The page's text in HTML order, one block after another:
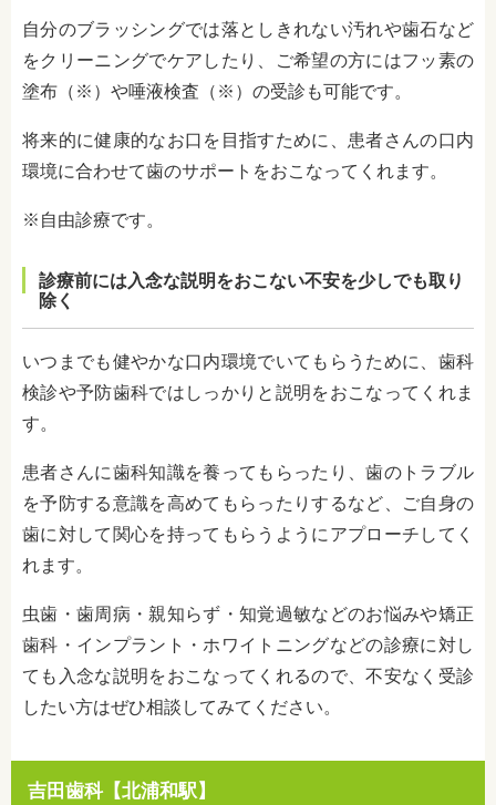
自分のブラッシングでは落としきれない汚れや歯石など
をクリーニングでケアしたり、ご希望の方にはフッ素の
塗布（※）や唾液検査（※）の受診も可能です。
将来的に健康的なお口を目指すために、患者さんの口内
環境に合わせて歯のサポートをおこなってくれます。
※自由診療です。
診療前には入念な説明をおこない不安を少しでも取り
除く
いつまでも健やかな口内環境でいてもらうために、歯科
検診や予防歯科ではしっかりと説明をおこなってくれま
す。
患者さんに歯科知識を養ってもらったり、歯のトラブル
を予防する意識を高めてもらったりするなど、ご自身の
歯に対して関心を持ってもらうようにアプローチしてく
れます。
虫歯・歯周病・親知らず・知覚過敏などのお悩みや矯正
歯科・インプラント・ホワイトニングなどの診療に対し
ても入念な説明をおこなってくれるので、不安なく受診
したい方はぜひ相談してみてください。
吉田歯科【北浦和駅】